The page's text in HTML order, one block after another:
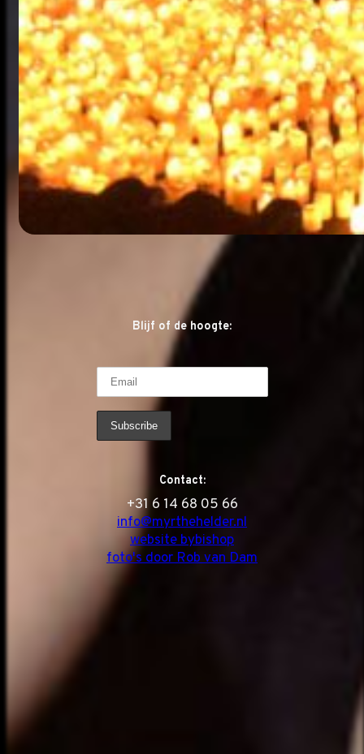
Blijf of de hoogte:
Contact:
‭+31 6 14 68 05 66
info@myrthehelder.nl
website bybishop
foto's door Rob van Dam